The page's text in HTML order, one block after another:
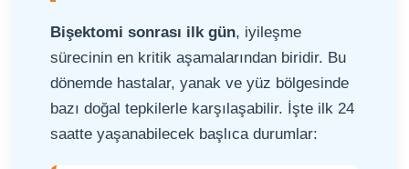
Bişektomi sonrası ilk gün, iyileşme
sürecinin en kritik aşamalarından biridir. Bu
dönemde hastalar, yanak ve yüz bölgesinde
bazı doğal tepkilerle karşılaşabilir. İşte ilk 24
saatte yaşanabilecek başlıca durumlar: